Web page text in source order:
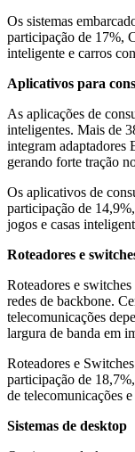
Os sistemas
participação de 17%,
inteligente e carros
Aplicativos para
As aplicações de
inteligentes. Mais de
integram adaptadores
gerando forte tração
Os aplicativos de
participação de
jogos e casas
Roteadores e
Roteadores e
redes de backbone.
telecomunicações
largura de banda em
Roteadores e
participação de
de telecomunicações
Sistemas de desktop